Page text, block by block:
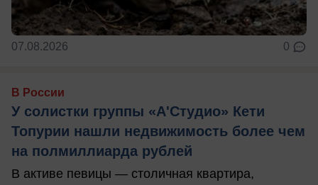
07.08.2026 0
В России
У солистки группы «А'Студио» Кети
Топурии нашли недвижимость более чем
на полмиллиарда рублей
В активе певицы — столичная квартира,